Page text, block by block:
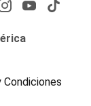
Condiciones